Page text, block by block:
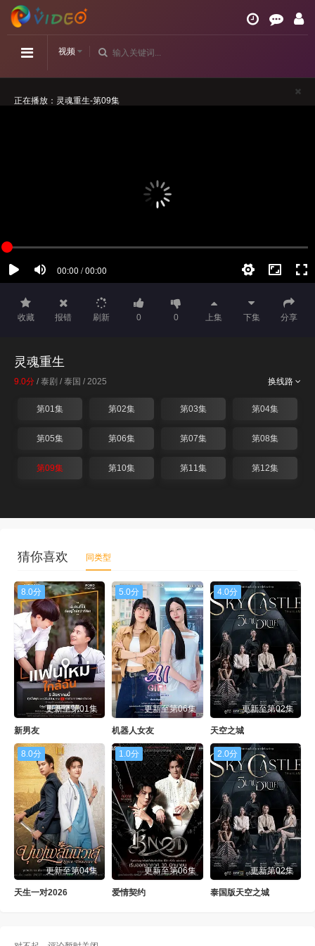
视频
收藏 报错 刷新 0 0 上集 下集 分享
灵魂重生
换线路
9.0分 / 泰剧 / 泰国 / 2025
第01集 第02集 第03集 第04集
第05集 第06集 第07集 第08集
第09集 第10集 第11集 第12集
猜你喜欢 同类型
8.0分
更新至第01集
新男友
5.0分
更新至第06集
机器人女友
4.0分
更新至第02集
天空之城
8.0分
更新至第04集
天生一对2026
1.0分
更新至第06集
爱情契约
2.0分
更新第02集
泰国版天空之城